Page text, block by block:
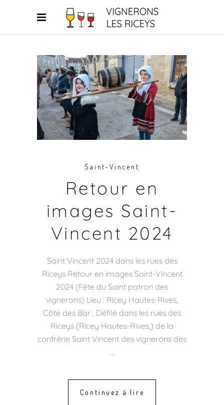
Saint-Vincent
Retour en
images Saint-
Vincent 2024
Saint Vincent 2024 dans les rues des
Riceys Retour en images Saint-Vincent
2024 (Fête du Saint patron des
vignerons) Lieu : Ricey Hautes-Rives,
Côte des Bar . Défilé dans les rues des
Riceys (Ricey Hautes-Rives,) de la
confrérie Saint Vincent des vignerons des
Continuez à lire